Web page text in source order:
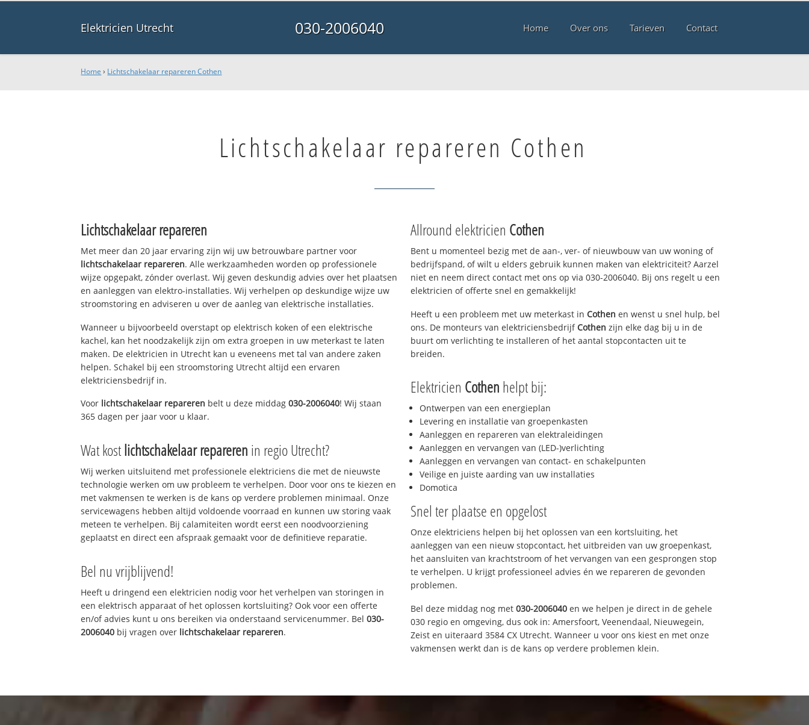
Elektricien Utrecht 030-2006040 Home Over ons Tarieven Contact
Home › Lichtschakelaar repareren Cothen
Lichtschakelaar repareren Cothen
Lichtschakelaar repareren
Met meer dan 20 jaar ervaring zijn wij uw betrouwbare partner voor
lichtschakelaar repareren. Alle werkzaamheden worden op professionele
wijze opgepakt, zónder overlast. Wij geven deskundig advies over het plaatsen
en aanleggen van elektro-installaties. Wij verhelpen op deskundige wijze uw
stroomstoring en adviseren u over de aanleg van elektrische installaties.
Wanneer u bijvoorbeeld overstapt op elektrisch koken of een elektrische
kachel, kan het noodzakelijk zijn om extra groepen in uw meterkast te laten
maken. De elektricien in Utrecht kan u eveneens met tal van andere zaken
helpen. Schakel bij een stroomstoring Utrecht altijd een ervaren
elektriciensbedrijf in.
Voor lichtschakelaar repareren belt u deze middag030-2006040! Wij staan
365 dagen per jaar voor u klaar.
Wat kostlichtschakelaar repareren in regio Utrecht?
Wij werken uitsluitend met professionele elektriciens die met de nieuwste
technologie werken om uw probleem te verhelpen. Door voor ons te kiezen en
met vakmensen te werken is de kans op verdere problemen minimaal. Onze
servicewagens hebben altijd voldoende voorraad en kunnen uw storing vaak
meteen te verhelpen. Bij calamiteiten wordt eerst een noodvoorziening
geplaatst en direct een afspraak gemaakt voor de definitieve reparatie.
Bel nu vrijblijvend!
Heeft u dringend een elektricien nodig voor het verhelpen van storingen in
een elektrisch apparaat of het oplossen kortsluiting? Ook voor een offerte
en/of advies kunt u ons bereiken via onderstaand servicenummer. Bel030-
2006040 bij vragen over lichtschakelaar repareren.
Allround elektricien Cothen
Bent u momenteel bezig met de aan-, ver- of nieuwbouw van uw woning of
bedrijfspand, of wilt u elders gebruik kunnen maken van elektriciteit? Aarzel
niet en neem direct contact met ons op via 030-2006040. Bij ons regelt u een
elektricien of offerte snel en gemakkelijk!
Heeft u een probleem met uw meterkast in Cothen en wenst u snel hulp, bel
ons. De monteurs van elektriciensbedrijfCothen zijn elke dag bij u in de
buurt om verlichting te installeren of het aantal stopcontacten uit te
breiden.
Elektricien Cothen helpt bij:
Ontwerpen van een energieplan
Levering en installatie van groepenkasten
Aanleggen en repareren van elektraleidingen
Aanleggen en vervangen van (LED-)verlichting
Aanleggen en vervangen van contact- en schakelpunten
Veilige en juiste aarding van uw installaties
Domotica
Snel ter plaatse en opgelost
Onze elektriciens helpen bij het oplossen van een kortsluiting, het
aanleggen van een nieuw stopcontact, het uitbreiden van uw groepenkast,
het aansluiten van krachtstroom of het vervangen van een gesprongen stop
te verhelpen. U krijgt professioneel advies én we repareren de gevonden
problemen.
Bel deze middag nog met 030-2006040 en we helpen je direct in de gehele
030 regio en omgeving, dus ook in: Amersfoort, Veenendaal, Nieuwegein,
Zeist en uiteraard 3584 CX Utrecht. Wanneer u voor ons kiest en met onze
vakmensen werkt dan is de kans op verdere problemen klein.